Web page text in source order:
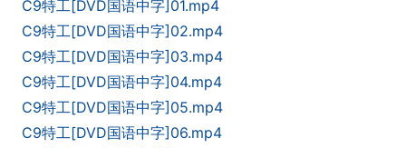
C9特工[DVD国语中字]01.mp4
C9特工[DVD国语中字]02.mp4
C9特工[DVD国语中字]03.mp4
C9特工[DVD国语中字]04.mp4
C9特工[DVD国语中字]05.mp4
C9特工[DVD国语中字]06.mp4